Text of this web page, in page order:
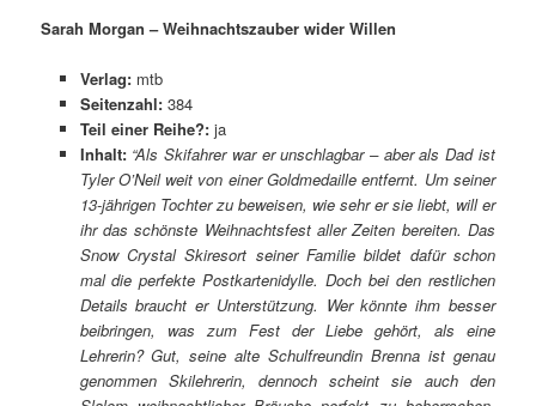
Sarah Morgan – Weihnachtszauber wider Willen
Verlag:mtb
Seitenzahl: 384
Teil einer Reihe?: ja
Inhalt: “Als Skifahrer war er unschlagbar – aber als Dad ist
Tyler O’Neil weit von einer Goldmedaille entfernt. Um seiner
13-jährigen Tochter zu beweisen, wie sehr er sie liebt, will er
ihr das schönste Weihnachtsfest aller Zeiten bereiten. Das
Snow Crystal Skiresort seiner Familie bildet dafür schon
mal die perfekte Postkartenidylle. Doch bei den restlichen
Details braucht er Unterstützung. Wer könnte ihm besser
beibringen, was zum Fest der Liebe gehört, als eine
Lehrerin? Gut, seine alte Schulfreundin Brenna ist genau
genommen Skilehrerin, dennoch scheint sie auch den